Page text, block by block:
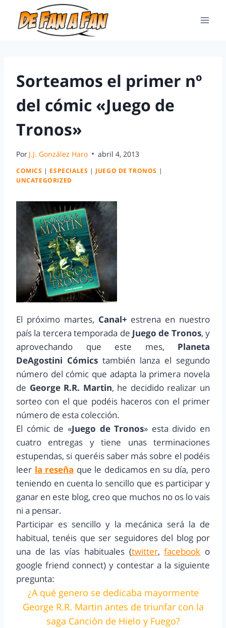
Sorteamos el primer nº
del cómic «Juego de
Tronos»
Por J.J. González Haro abril 4, 2013
COMICS | ESPECIALES | JUEGO DE TRONOS |
UNCATEGORIZED
El próximo martes, Canal+ estrena en nuestro
país la tercera temporada de Juego de Tronos, y
aprovechando que este mes, Planeta
DeAgostini Cómics también lanza el segundo
número del cómic que adapta la primera novela
de George R.R. Martin, he decidido realizar un
sorteo con el que podéis haceros con el primer
número de esta colección.
El cómic de «Juego de Tronos» esta divido en
cuatro entregas y tiene unas terminaciones
estupendas, si queréis saber más sobre el podéis
leer la reseña que le dedicamos en su día, pero
teniendo en cuenta lo sencillo que es participar y
ganar en este blog, creo que muchos no os lo vais
ni a pensar.
Participar es sencillo y la mecánica será la de
habitual, tenéis que ser seguidores del blog por
una de las vías habituales (twitter,facebook o
google friend connect) y contestar a la siguiente
pregunta:
¿A qué genero se dedicaba mayormente
George R.R. Martin antes de triunfar con la
saga Canción de Hielo y Fuego?